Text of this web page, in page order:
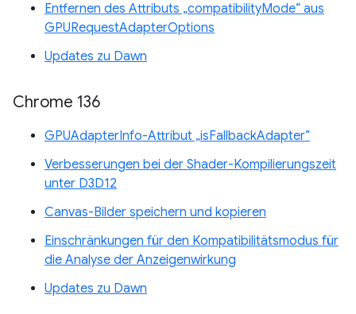
Entfernen des Attributs „compatibilityMode“ aus
GPURequestAdapterOptions
Updates zu Dawn
Chrome 136
GPUAdapterInfo-Attribut „isFallbackAdapter“
Verbesserungen bei der Shader-Kompilierungszeit
unter D3D12
Canvas-Bilder speichern und kopieren
Einschränkungen für den Kompatibilitätsmodus für
die Analyse der Anzeigenwirkung
Updates zu Dawn